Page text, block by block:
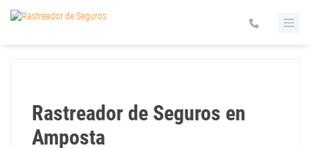
Rastreador de Seguros en
Amposta